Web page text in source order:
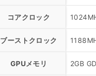
コアクロック
ブーストクロック
GPUメモリ 2GB